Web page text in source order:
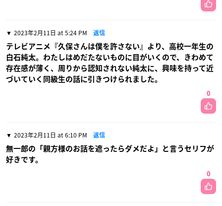
2023年2月11日 at 5:24 PM 返信
テレビアニメ『久保さんは僕を許さない』より、高校一年生の
白石純太。わたしはめだたないものに目がいくので、きわめて
存在感が薄く、周りから認知されない純太に、興味を持って近
づいていく同級生の話に引きつけられました。
0
2023年2月11日 at 6:10 PM 返信
無一郎の「親方様のお話を遮ったらダメだよ」と言うセリフが
好きです。
0